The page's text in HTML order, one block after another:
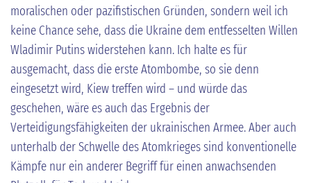
moralischen oder pazifistischen Gründen, sondern weil ich
keine Chance sehe, dass die Ukraine dem entfesselten Willen
Wladimir Putins widerstehen kann. Ich halte es für
ausgemacht, dass die erste Atombombe, so sie denn
eingesetzt wird, Kiew treffen wird – und würde das
geschehen, wäre es auch das Ergebnis der
Verteidigungsfähigkeiten der ukrainischen Armee. Aber auch
unterhalb der Schwelle des Atomkrieges sind konventionelle
Kämpfe nur ein anderer Begriff für einen anwachsenden